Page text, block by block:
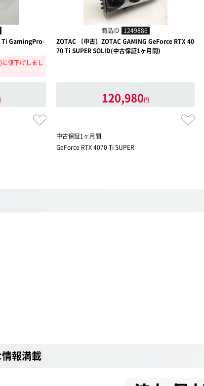
Ti GamingPro-
値下げしまし
商品ID 1249886
ZOTAC 〔中古〕ZOTAC GAMING GeForce RTX 40
70 Ti SUPER SOLID(中古保証1ヶ月間)
120,980円
中古保証1ヶ月間
GeForce RTX 4070 Ti SUPER
報満載